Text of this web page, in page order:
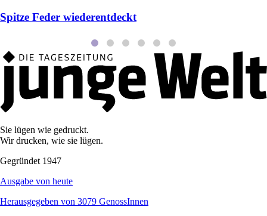
Spitze Feder wiederentdeckt
Sie lügen wie gedruckt.
Wir drucken, wie sie lügen.
Gegründet 1947
Ausgabe von heute
Herausgegeben von 3079 GenossInnen